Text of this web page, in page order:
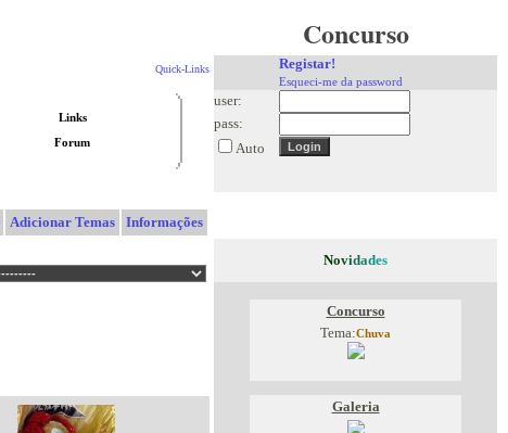
Quick-Links
Links
Forum
Adicionar Temas Informações
Concurso
Registar!
Esqueci-me da password
user:
pass:
Auto
Novidades
Concurso
Tema:Chuva
Galeria